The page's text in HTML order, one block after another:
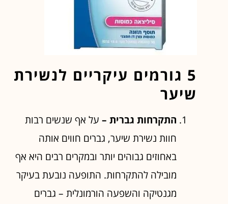
5 גורמים עיקריים לנשירת
שיער
התקרחות גברית –על אף שנשים רבות
חוות נשירת שיער, גברים חווים אותה
באחוזים גבוהים יותר ובמקרים רבים היא אף
מובילה להתקרחות. התופעה נובעת בעיקר
מגנטיקה והשפעה הורמונלית – גברים